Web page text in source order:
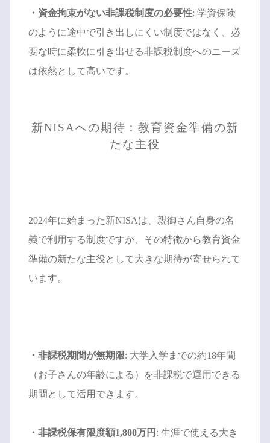
・資金拘束がない非課税制度の必要性: 学資保険
のように途中で引き出しにくい制度ではなく、必
要な時に柔軟に引き出せる非課税制度へのニーズ
は依然として高いです。
新NISAへの期待：教育資金準備の新
たな主役
2024年に始まった新NISAは、親御さん自身の名
義で利用する制度ですが、その特徴から教育資金
準備の新たな主役として大きな期待が寄せられて
います。
・非課税期間が無期限: 大学入学までの約18年間
（お子さんの年齢による）を非課税で運用できる
期間として活用できます。
・非課税保有限度額1,800万円 : 生涯で使える大き